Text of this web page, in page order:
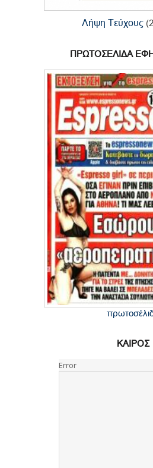
Λήψη Τεύχους
ΠΡΩΤΟΣΕΛΙΔΑ
ΚΑΙΡΟΣ